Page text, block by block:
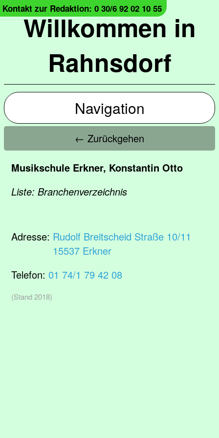
Willkommen in
Rahnsdorf
Kontakt zur Redaktion: 0 30/6 92 02 10 55
Navigation
← Zurückgehen
Musikschule Erkner, Konstantin Otto
Liste: Branchenverzeichnis
Adresse: Rudolf Breitscheid Straße 10/11
15537 Erkner
Telefon: 01 74/1 79 42 08
(Stand 2018)